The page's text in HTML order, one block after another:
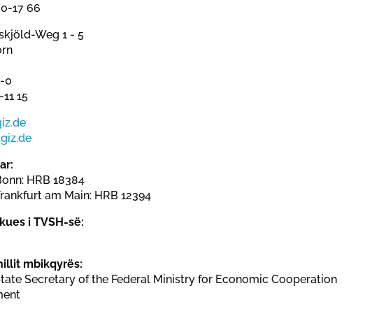
17 66
Weg 1 - 5
0
15
HRB 18384
am Main: HRB 12394
i TVSH-së:
mbikqyrës:
Secretary of the Federal Ministry for Economic Cooperation